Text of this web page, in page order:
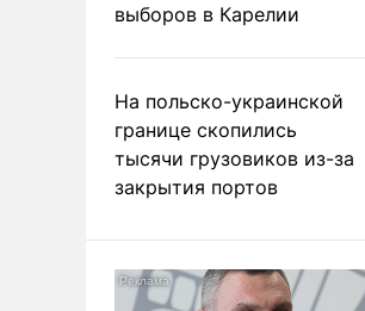
выборов в Карелии
На польско-украинской
границе скопились
тысячи грузовиков из-за
закрытия портов